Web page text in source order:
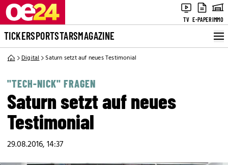
TV E-PAPERIMMO
TICKERSPORTSTARSMAGAZINE
Digital Saturn setzt auf neues Testimonial
"TECH-NICK" FRAGEN
Saturn setzt auf neues
Testimonial
29.08.2016, 14:37